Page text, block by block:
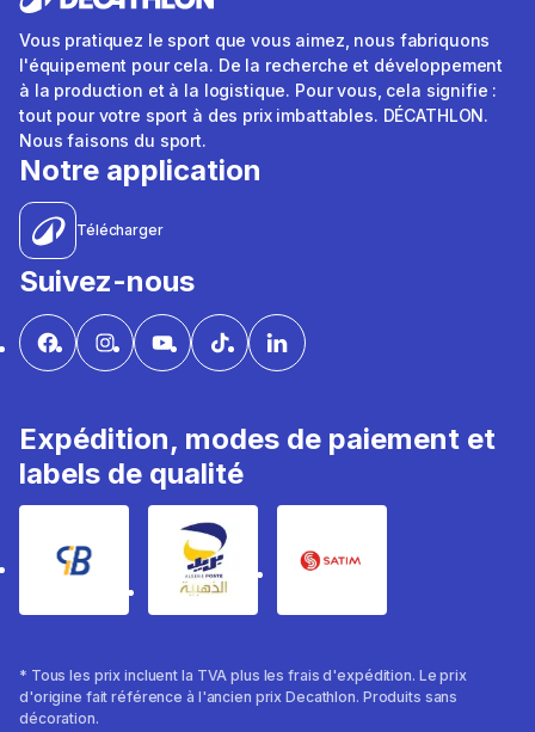
Vous pratiquez le sport que vous aimez, nous fabriquons
l'équipement pour cela. De la recherche et développement
à la production et à la logistique. Pour vous, cela signifie :
tout pour votre sport à des prix imbattables. DÉCATHLON.
Nous faisons du sport.
Notre application
Télécharger
Suivez-nous
Expédition, modes de paiement et
labels de qualité
* Tous les prix incluent la TVA plus les frais d'expédition. Le prix
d'origine fait référence à l'ancien prix Decathlon. Produits sans
décoration.